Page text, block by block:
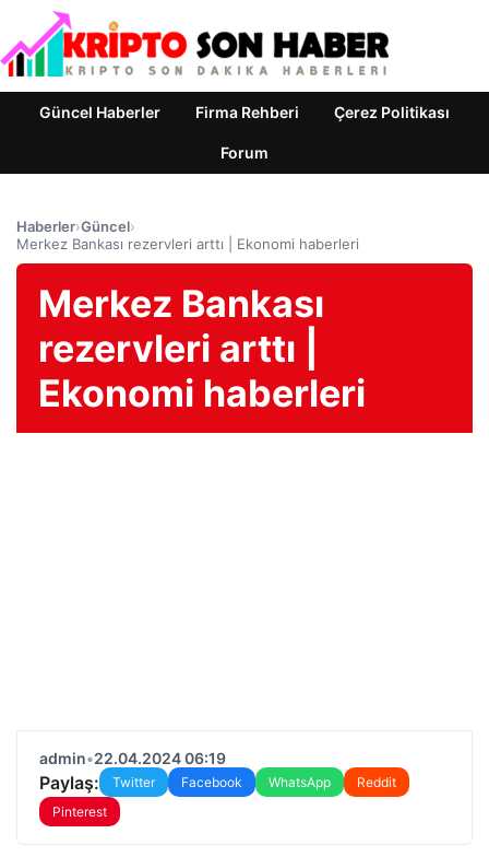
Güncel Haberler Firma Rehberi Çerez Politikası
Forum
Haberler›Güncel›
Merkez Bankası rezervleri arttı | Ekonomi haberleri
Merkez Bankası
rezervleri arttı |
Ekonomi haberleri
admin•22.04.2024 06:19
Paylaş: Twitter Facebook WhatsApp
Reddit
Pinterest